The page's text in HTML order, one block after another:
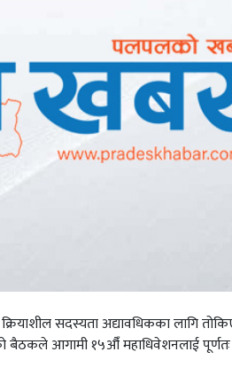
सदस्यता अद्यावधिकका लागि
आगामी १५औँ महाधिवेशनलाई पूर्णतः